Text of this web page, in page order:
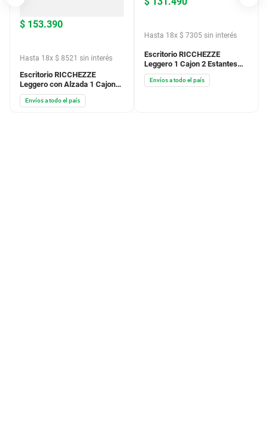
$ 153.390
Hasta 18x $ 8521 sin interés
Escritorio RICCHEZZE
Leggero con Alzada 1 Cajon
150X90X50.3CM Nat Btx
36465627
Envíos a todo el país
Hasta 18x $ 7305 sin interés
Escritorio RICCHEZZE
Leggero 1 Cajon 2 Estantes
78X110X50CM Roble Kendal
Natural Btx 36465827
Envíos a todo el país